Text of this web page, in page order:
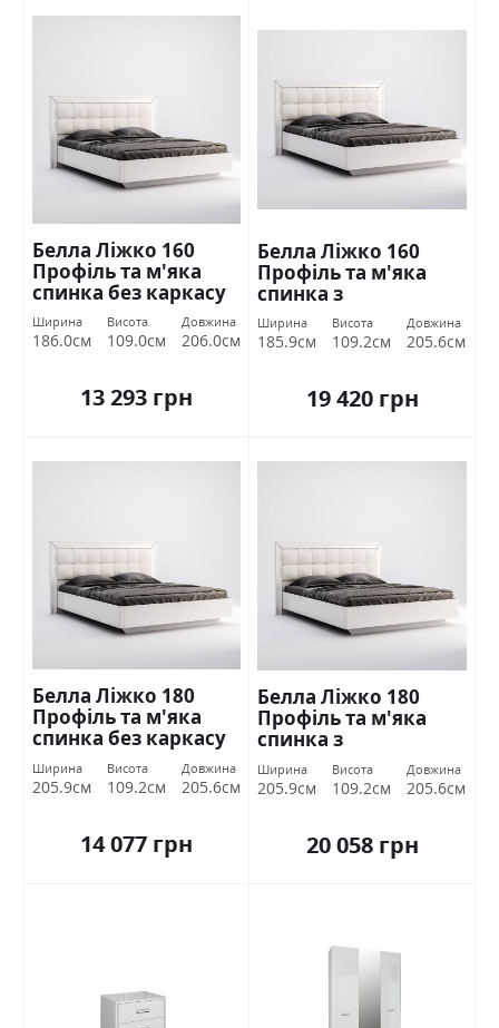
Белла Ліжко 160
Профіль та м'яка
спинка без каркасу
Білий глянець
Міромарк
Ширина
186.0см
Висота
109.0см
Довжина
206.0см
13 293 грн
Белла Ліжко 160
Профіль та м'яка
спинка з
підйомником Білий
глянець Міромарк
Ширина
185.9см
Висота
109.2см
Довжина
205.6см
19 420 грн
Белла Ліжко 180
Профіль та м'яка
спинка без каркасу
Білий глянець
Міромарк
Ширина
205.9см
Висота
109.2см
Довжина
205.6см
14 077 грн
Белла Ліжко 180
Профіль та м'яка
спинка з
підйомником Білий
глянець Міромарк
Ширина
205.9см
Висота
109.2см
Довжина
205.6см
20 058 грн